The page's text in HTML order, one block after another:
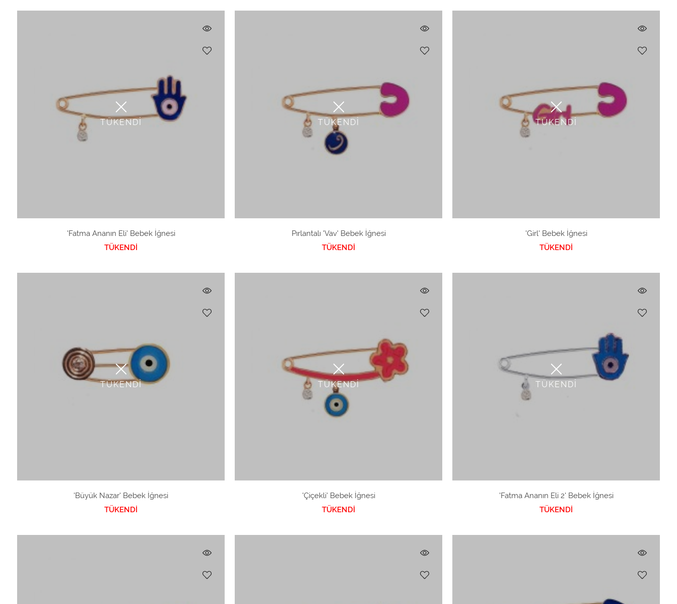
TÜKENDİ
'Fatma Ananın Eli' Bebek İğnesi
TÜKENDİ
TÜKENDİ
Pırlantalı 'Vav' Bebek İğnesi
TÜKENDİ
TÜKENDİ
'Girl' Bebek İğnesi
TÜKENDİ
TÜKENDİ
'Büyük Nazar' Bebek İğnesi
TÜKENDİ
TÜKENDİ
'Çiçekli' Bebek İğnesi
TÜKENDİ
TÜKENDİ
'Fatma Ananın Eli 2' Bebek İğnesi
TÜKENDİ